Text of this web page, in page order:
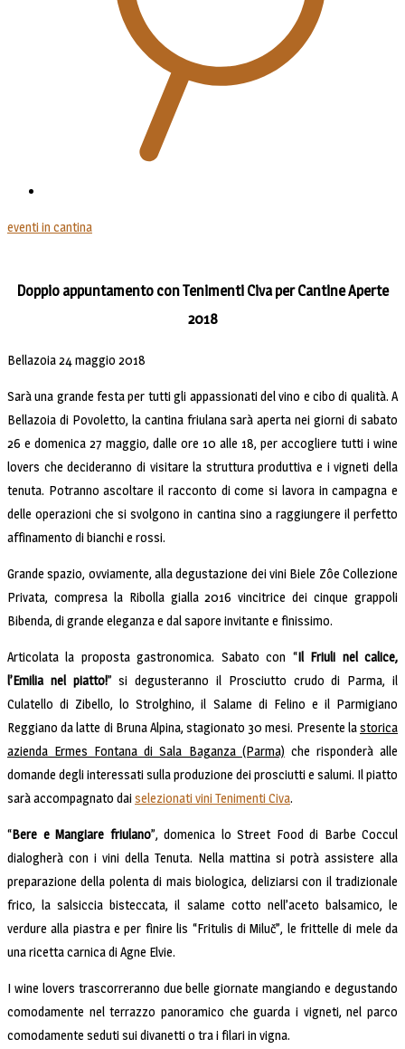
eventi in cantina
Doppio appuntamento con Tenimenti Civa per Cantine Aperte
2018
Bellazoia 24 maggio 2018
Sarà una grande festa per tutti gli appassionati del vino e cibo di qualità. A
Bellazoia di Povoletto, la cantina friulana sarà aperta nei giorni di sabato
26 e domenica 27 maggio, dalle ore 10 alle 18, per accogliere tutti i wine
lovers che decideranno di visitare la struttura produttiva e i vigneti della
tenuta. Potranno ascoltare il racconto di come si lavora in campagna e
delle operazioni che si svolgono in cantina sino a raggiungere il perfetto
affinamento di bianchi e rossi.
Grande spazio, ovviamente, alla degustazione dei vini Biele Zôe Collezione
Privata, compresa la Ribolla gialla 2016 vincitrice dei cinque grappoli
Bibenda, di grande eleganza e dal sapore invitante e finissimo.
Articolata la proposta gastronomica. Sabato con “Il Friuli nel calice,
l’Emilia nel piatto!” si degusteranno il Prosciutto crudo di Parma, il
Culatello di Zibello, lo Strolghino, il Salame di Felino e il Parmigiano
Reggiano da latte di Bruna Alpina, stagionato 30 mesi. Presente lastorica
azienda Ermes Fontana di Sala Baganza (Parma) che risponderà alle
domande degli interessati sulla produzione dei prosciutti e salumi. Il piatto
sarà accompagnato dai selezionati vini Tenimenti Civa.
“Bere e Mangiare friulano”, domenica lo Street Food di Barbe Coccul
dialogherà con i vini della Tenuta. Nella mattina si potrà assistere alla
preparazione della polenta di mais biologica, deliziarsi con il tradizionale
frico, la salsiccia bisteccata, il salame cotto nell’aceto balsamico, le
verdure alla piastra e per finire lis “Fritulis di Miluč”, le frittelle di mele da
una ricetta carnica di Agne Elvie.
I wine lovers trascorreranno due belle giornate mangiando e degustando
comodamente nel terrazzo panoramico che guarda i vigneti, nel parco
comodamente seduti sui divanetti o tra i filari in vigna.